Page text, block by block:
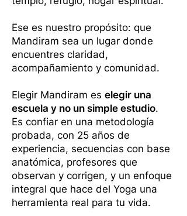
Ese es nuestro propósito: que
Mandiram sea un lugar donde
encuentres claridad,
acompañamiento y comunidad.
Elegir Mandiram es elegir una
escuela y no un simple estudio.
Es confiar en una metodología
probada, con 25 años de
experiencia, secuencias con base
anatómica, profesores que
observan y corrigen, y un enfoque
integral que hace del Yoga una
herramienta real para tu vida.